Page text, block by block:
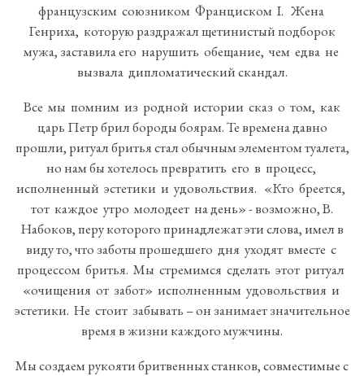
французским союзником Франциском I. Жена
Генриха, которую раздражал щетинистый подборок
мужа, заставила его нарушить обещание, чем едва не
вызвала дипломатический скандал.
Все мы помним из родной истории сказ о том, как
царь Петр брил бороды боярам. Те времена давно
прошли, ритуал бритья стал обычным элементом туалета,
но нам бы хотелось превратить его в процесс,
исполненный эстетики и удовольствия. «Кто бреется,
тот каждое утро молодеет на день» - возможно, В.
Набоков, перу которого принадлежат эти слова, имел в
виду то, что заботы прошедшего дня уходят вместе с
процессом бритья. Мы стремимся сделать этот ритуал
«очищения от забот» исполненным удовольствия и
эстетики. Не стоит забывать – он занимает значительное
время в жизни каждого мужчины.
Мы создаем рукояти бритвенных станков, совместимые с